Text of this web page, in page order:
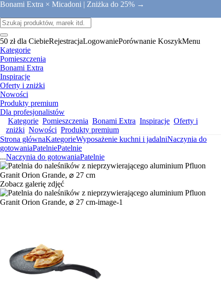
Bonami Extra × Micadoni | Zniżka do 25% →
50 zł dla CiebieRejestracjaLogowaniePorównanie KoszykMenu
Kategorie
Pomieszczenia
Bonami Extra
Inspiracje
Oferty i zniżki
Nowości
Produkty premium
Dla profesjonalistów
Kategorie Pomieszczenia Bonami Extra Inspiracje Oferty i
zniżki Nowości Produkty premium
Strona głównaKategorieWyposażenie kuchni i jadalniNaczynia do
gotowaniaPatelniePatelnie
...Naczynia do gotowaniaPatelnie
Zobacz galerię zdjęć